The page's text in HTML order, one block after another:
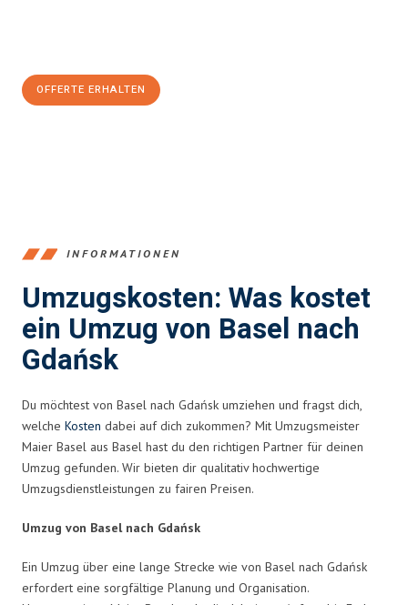
OFFERTE ERHALTEN
INFORMATIONEN
Umzugskosten: Was kostet
ein Umzug von Basel nach
Gdańsk
Du möchtest von Basel nach Gdańsk umziehen und fragst dich,
welche Kosten dabei auf dich zukommen? Mit Umzugsmeister
Maier Basel aus Basel hast du den richtigen Partner für deinen
Umzug gefunden. Wir bieten dir qualitativ hochwertige
Umzugsdienstleistungen zu fairen Preisen.
Umzug von Basel nach Gdańsk
Ein Umzug über eine lange Strecke wie von Basel nach Gdańsk
erfordert eine sorgfältige Planung und Organisation.